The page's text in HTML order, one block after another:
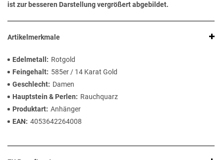
ist zur besseren Darstellung vergrößert abgebildet.
Artikelmerkmale
Edelmetall
Rotgold
Feingehalt
585er / 14 Karat Gold
Geschlecht
Damen
Hauptstein & Perlen
Rauchquarz
Produktart Anhänger
EAN
4053642264008